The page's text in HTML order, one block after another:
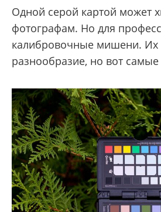
Одной серой картой может
фотографам. Но для
калибровочные мишени. Их
разнообразие, но вот